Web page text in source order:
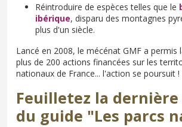
Réintroduire de espèces telles que le
ibérique, disparu des montagnes
plus d'un siècle.
Lancé en 2008, le mécénat GMF a permis
plus de 200 actions financées sur les
nationaux de France... l'action se poursuit !
Feuilletez la
du guide "Les parcs